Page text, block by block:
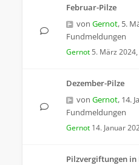
Februar-Pilze
von Gernot, 5.
Fundmeldungen
Gernot 5. März
Dezember-Pilze
von Gernot, 14.
Fundmeldungen
Gernot 14. Januar
Pilzvergiftungen in